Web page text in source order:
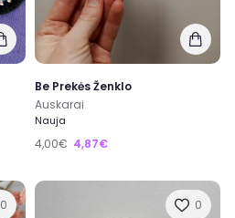
Be Prekės Ženklo
Auskarai
Nauja
4,00€ 4,87€
0 0